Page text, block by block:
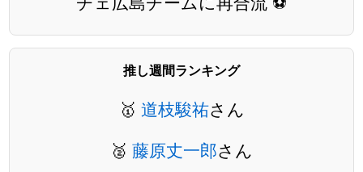
推し週間ランキング
🥇 道枝駿祐さん
🥈 藤原丈一郎さん